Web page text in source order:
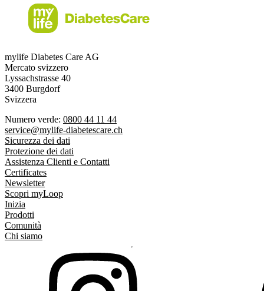
mylife Diabetes Care AG
Mercato svizzero
Lyssachstrasse 40
3400 Burgdorf
Svizzera
Numero verde: 0800 44 11 44
service@mylife-diabetescare.ch
Sicurezza dei dati
Protezione dei dati
Assistenza Clienti e Contatti
Certificates
Newsletter
Scopri myLoop
Inizia
Prodotti
Comunità
Chi siamo